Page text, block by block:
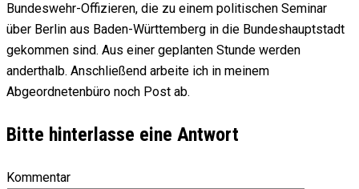
Bundeswehr-Offizieren, die zu einem politischen Seminar
über Berlin aus Baden-Württemberg in die Bundeshauptstadt
gekommen sind. Aus einer geplanten Stunde werden
anderthalb. Anschließend arbeite ich in meinem
Abgeordnetenbüro noch Post ab.
Bitte hinterlasse eine Antwort
Kommentar